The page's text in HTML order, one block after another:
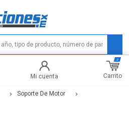
Mi cuenta Carrito
0
Soporte De Motor